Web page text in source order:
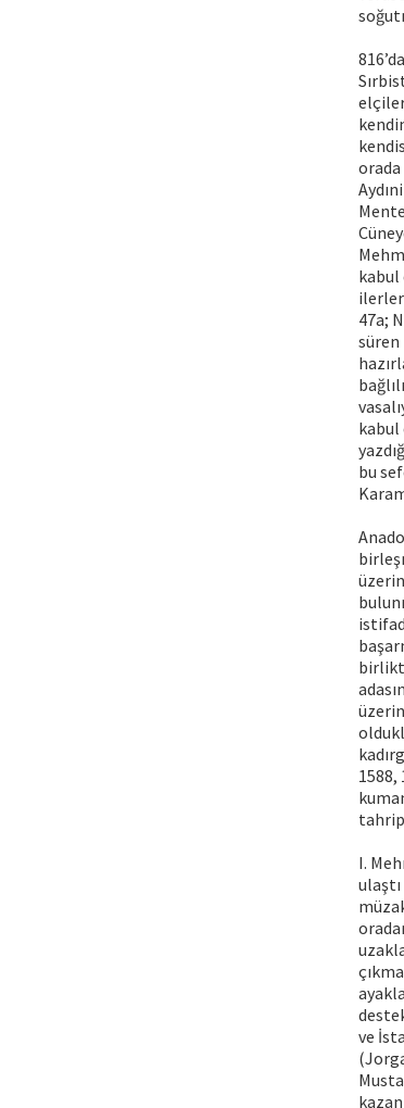
orada
kabul
47a;
süren
kabul
bu
1588,
tahrip
I.
ve